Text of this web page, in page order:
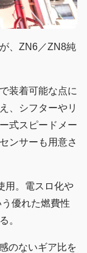
、ZN6／ZN8純
装着可能な点に
、シフターやリ
式スピードメー
ンサーも用意さ
用。電スロ化や
優れた燃費性
。
のないギア比を